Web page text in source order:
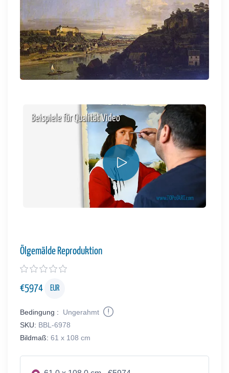
Beispiele für Qualität Video
Ölgemälde Reproduktion
€5974 EUR
Bedingung :
Ungerahmt
SKU: BBL-6978
Bildmaß: 61 x 108 cm